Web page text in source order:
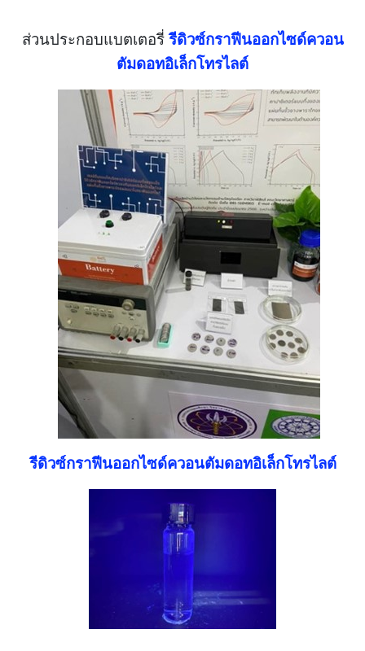
ส่วนประกอบแบตเตอรี่รีดิวซ์กราฟีนออกไซด์ควอน
ตัมดอทอิเล็กโทรไลต์
รีดิวซ์กราฟีนออกไซด์ควอนตัมดอทอิเล็กโทรไลต์